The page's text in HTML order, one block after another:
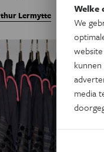
Lermytte
Welke
We
media